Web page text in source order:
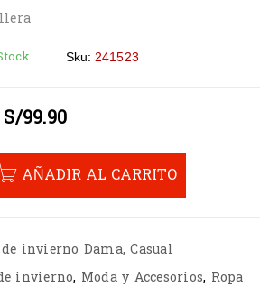
Sku: 241523
S/99.90
AÑADIR AL CARRITO
de invierno Dama,Casual
invierno, Moda y Accesorios, Ropa